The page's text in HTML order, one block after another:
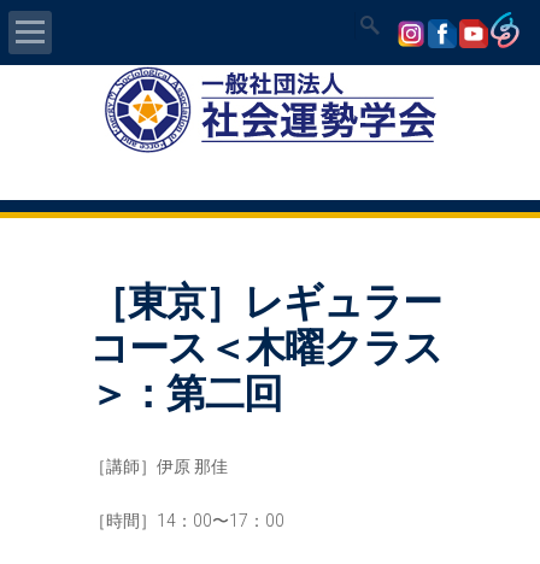
気学/易 セミナー
講師の紹介
［東京］レギュラー
コース＜木曜クラス
＞：第二回
［講師］伊原 那佳
［時間］14：00〜17：00